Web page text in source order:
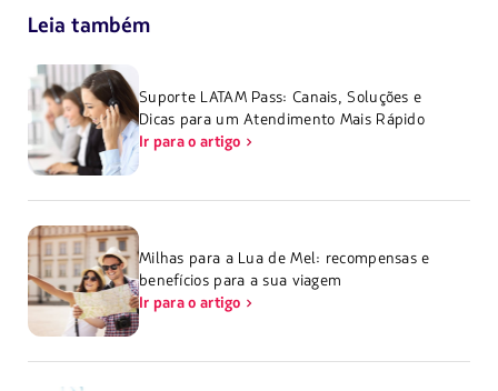
Leia também
Suporte LATAM Pass: Canais, Soluções e
Dicas para um Atendimento Mais Rápido
Ir para o artigo
Milhas para a Lua de Mel: recompensas e
benefícios para a sua viagem
Ir para o artigo